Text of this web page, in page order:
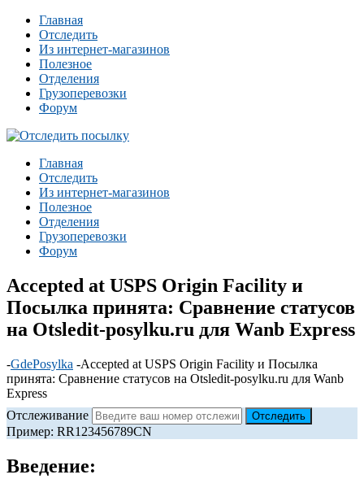
Главная
Отследить
Из интернет-магазинов
Полезное
Отделения
Грузоперевозки
Форум
Главная
Отследить
Из интернет-магазинов
Полезное
Отделения
Грузоперевозки
Форум
Accepted at USPS Origin Facility и
Посылка принята: Сравнение статусов
на Otsledit-posylku.ru для Wanb Express
-GdePosylka -Accepted at USPS Origin Facility и Посылка
принята: Сравнение статусов на Otsledit-posylku.ru для Wanb
Express
Отслеживание
Пример: RR123456789CN
Введение: